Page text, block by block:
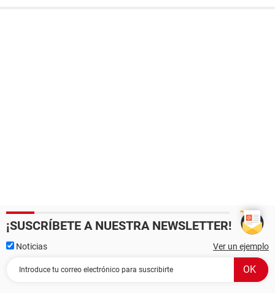
¡SUSCRÍBETE A NUESTRA NEWSLETTER!
Noticias Ver un ejemplo